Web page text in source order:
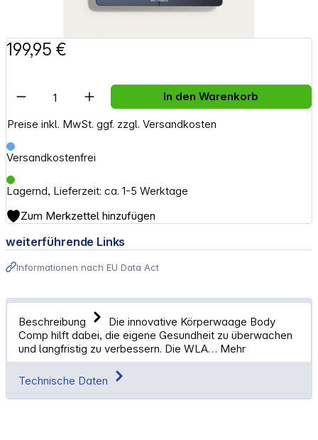
199,95 €
Preise inkl. MwSt. ggf. zzgl. Versandkosten
Versandkostenfrei
Lagernd, Lieferzeit: ca. 1-5 Werktage
Artikel Anzahl: Gib den gewünschten
In den Warenkorb
Zum Merkzettel hinzufügen
weiterführende Links
Informationen nach EU Data Act
Beschreibung
Die innovative Körperwaage Body
Comp hilft dabei, die eigene Gesundheit zu überwachen
und langfristig zu verbessern. Die WLA… Mehr
Technische Daten